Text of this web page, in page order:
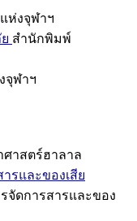
ห่งจุฬาฯ
สำนักพิมพ์
จุฬาฯ
ศาสตร์ฮาลาล
รและของเสีย
จัดการสารและของ